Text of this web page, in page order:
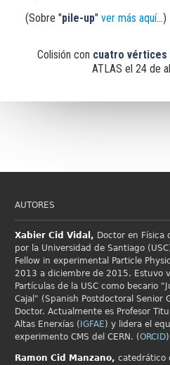
(Sobre "pile-up" ver más aquí...)
Colisión con cuatro vértices
ATLAS el 24 de
AUTORES
Xabier Cid Vidal, Doctor en Física
por la Universidad de Santiago
Fellow in experimental Particle
2013 a diciembre de 2015. Estuvo
Partículas de la USC como becario
Cajal" (Spanish Postdoctoral Senior
Doctor. Actualmente es Profesor
Altas Enerxías ( IGFAE) y lidera el
experimento CMS del CERN. (ORCID)
Ramon Cid Manzano, catedrático